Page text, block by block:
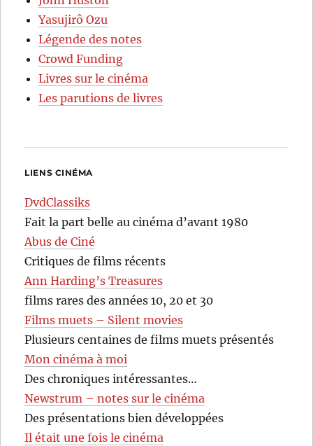
Yasujirô Ozu
Légende des notes
Crowd Funding
Livres sur le cinéma
Les parutions de livres
LIENS CINÉMA
DvdClassiks
Fait la part belle au cinéma d’avant 1980
Abus de Ciné
Critiques de films récents
Ann Harding’s Treasures
films rares des années 10, 20 et 30
Films muets – Silent movies
Plusieurs centaines de films muets présentés
Mon cinéma à moi
Des chroniques intéressantes…
Newstrum – notes sur le cinéma
Des présentations bien développées
Il était une fois le cinéma